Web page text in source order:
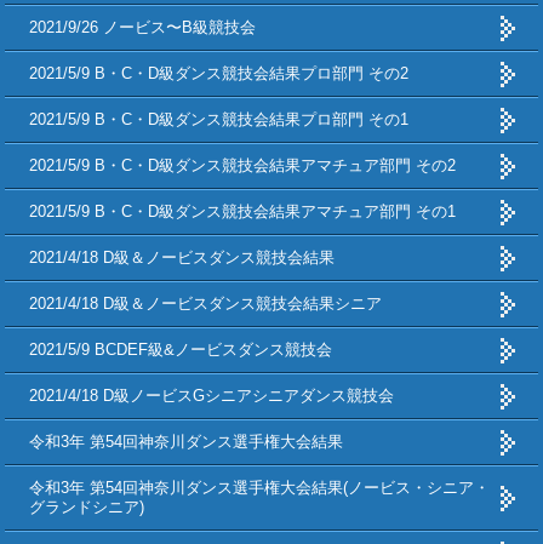
2021/9/26 ノービス〜B級競技会
2021/5/9 B・C・D級ダンス競技会結果プロ部門 その2
2021/5/9 B・C・D級ダンス競技会結果プロ部門 その1
2021/5/9 B・C・D級ダンス競技会結果アマチュア部門 その2
2021/5/9 B・C・D級ダンス競技会結果アマチュア部門 その1
2021/4/18 D級＆ノービスダンス競技会結果
2021/4/18 D級＆ノービスダンス競技会結果シニア
2021/5/9 BCDEF級&ノービスダンス競技会
2021/4/18 D級ノービスGシニアシニアダンス競技会
令和3年 第54回神奈川ダンス選手権大会結果
令和3年 第54回神奈川ダンス選手権大会結果(ノービス・シニア・
グランドシニア)